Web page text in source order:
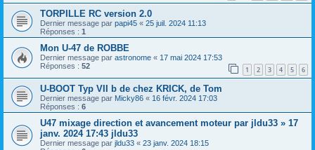
TORPILLE RC version 2.0
Dernier message par papi45 « 25 juil. 2024 11:13
Réponses : 1
Mon U-47 de ROBBE
Dernier message par astronome « 17 mai 2024 17:53
Réponses : 52 1 2 3 4 5 6
U-BOOT Typ VII b de chez KRICK, de Tom
Dernier message par Micky86 « 16 févr. 2024 17:03
Réponses : 6
U47 mixage direction et avancement moteur par jldu33 » 17
janv. 2024 17:43 jldu33
Dernier message par jldu33 « 23 janv. 2024 18:15